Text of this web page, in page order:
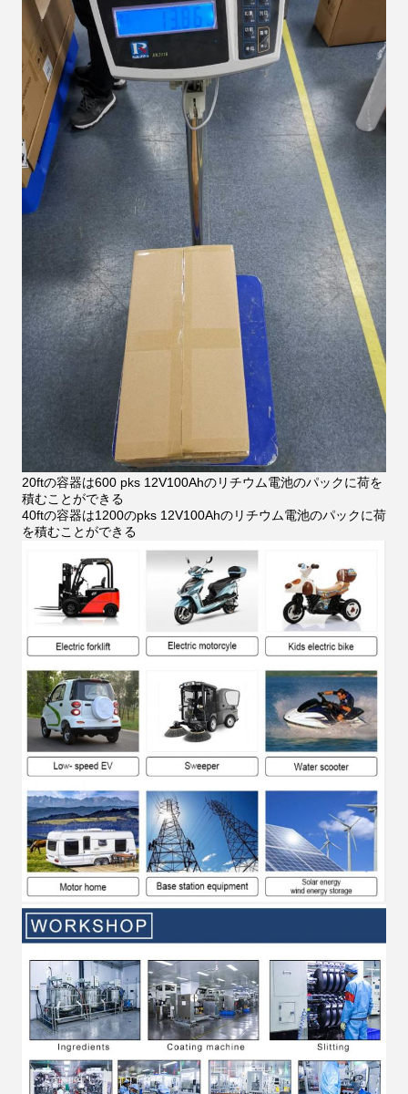
20ftの容器は600 pks 12V100Ahのリチウム電池のパックに荷を
積むことができる
40ftの容器は1200のpks 12V100Ahのリチウム電池のパックに荷
を積むことができる